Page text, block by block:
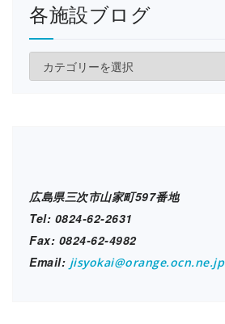
各施設ブログ
施
広島県三次市山家町597番地
Tel: 0824-62-2631
Fax: 0824-62-4982
Email: jisyokai@orange.ocn.ne.jp